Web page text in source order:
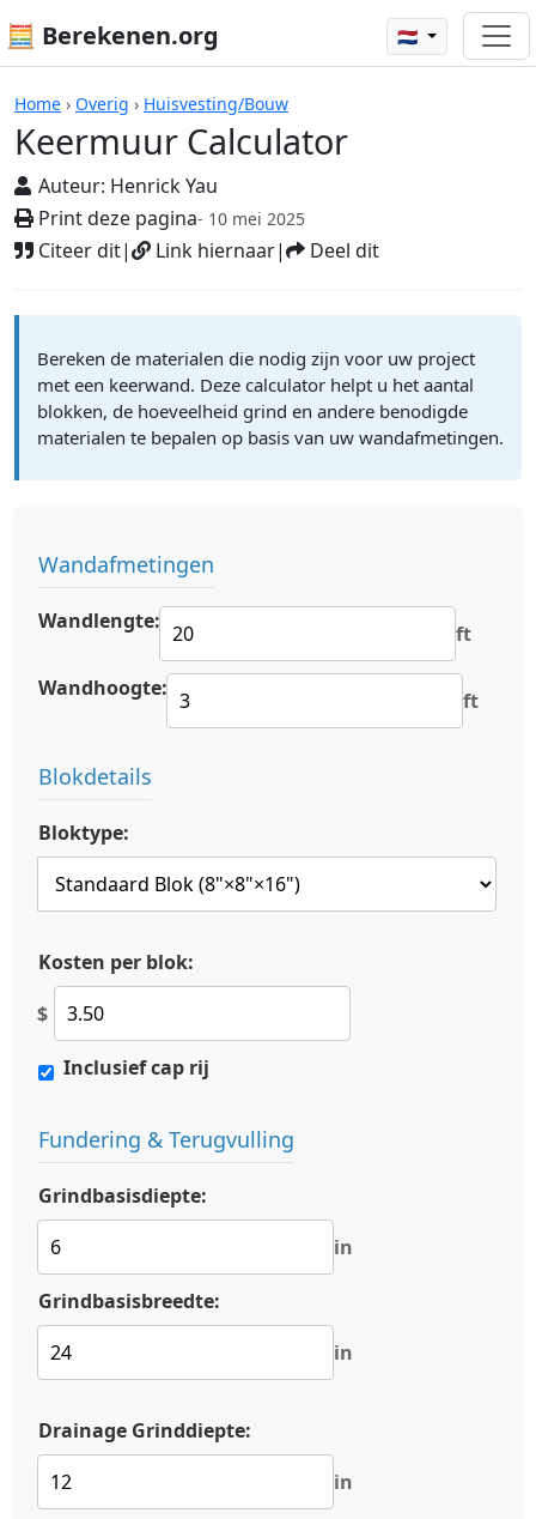
🧮 Berekenen.org 🇳🇱
Home › Overig › Huisvesting/Bouw
Keermuur Calculator
Auteur: Henrick Yau
Print deze pagina- 10 mei 2025
Citeer dit| Link hiernaar| Deel dit
Keermuur Calculator
Bereken de materialen die nodig zijn voor uw project
met een keerwand. Deze calculator helpt u het aantal
blokken, de hoeveelheid grind en andere benodigde
materialen te bepalen op basis van uw wandafmetingen.
Wandafmetingen
Wandlengte: ft
Wandhoogte: ft
Blokdetails
Bloktype:
Kosten per blok:
$
Inclusief cap rij
Fundering & Terugvulling
Grindbasisdiepte:
in
Grindbasisbreedte:
in
Drainage Grinddiepte:
in